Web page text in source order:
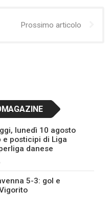
Prossimo articolo
lunedì 10 agosto
e posticipi di Liga
danese
5-3: gol e